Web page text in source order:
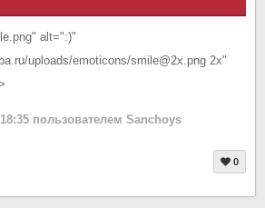
alt=":)"
uploads/emoticons/smile@2x.png 2x"
пользователем Sanchoys
0